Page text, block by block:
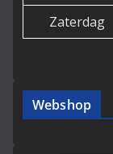
Zaterdag
Webshop